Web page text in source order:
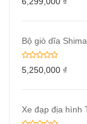
Bộ giò dĩa
5,250,000 ₫
Xe đạp địa hình